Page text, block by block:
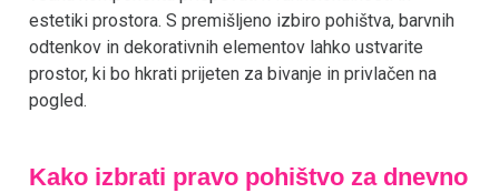
estetiki prostora. S premišljeno izbiro pohištva, barvnih
odtenkov in dekorativnih elementov lahko ustvarite
prostor, ki bo hkrati prijeten za bivanje in privlačen na
pogled.
Kako izbrati pravo pohištvo za dnevno